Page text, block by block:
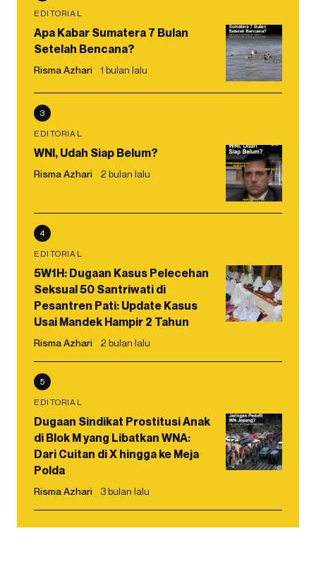
EDITORIAL
Apa Kabar Sumatera 7 Bulan
Setelah Bencana?
Risma Azhari 1 bulan lalu
3
EDITORIAL
WNI, Udah Siap Belum?
Risma Azhari 2 bulan lalu
4
EDITORIAL
5W1H: Dugaan Kasus Pelecehan
Seksual 50 Santriwati di
Pesantren Pati: Update Kasus
Usai Mandek Hampir 2 Tahun
Risma Azhari 2 bulan lalu
5
EDITORIAL
Dugaan Sindikat Prostitusi Anak
di Blok M yang Libatkan WNA:
Dari Cuitan di X hingga ke Meja
Polda
Risma Azhari 3 bulan lalu